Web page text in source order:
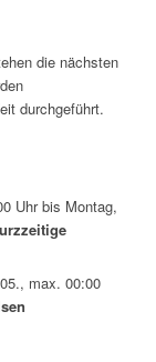
die nächsten
durchgeführt.
Uhr bis Montag,
max. 00:00